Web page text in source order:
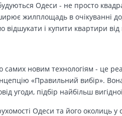
Одеси - не просто
жилплощадь в очікуванні
і купити квартири
новим технологіям - це
«Правильний вибір».
угоди, підбір найбільш
Одеси та його околиць у